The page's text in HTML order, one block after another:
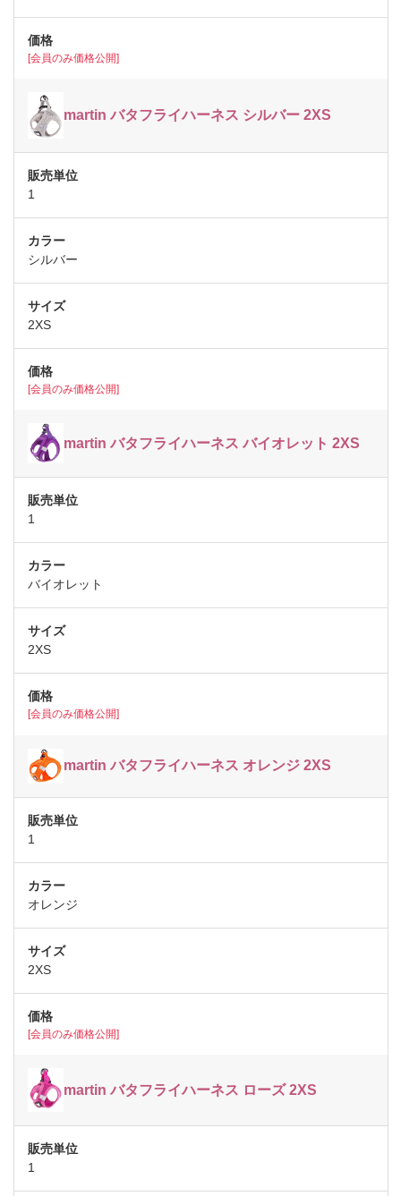
[会員のみ価格公開]
martin バタフライハーネス シルバー 2XS
1
シルバー
2XS
[会員のみ価格公開]
martin バタフライハーネス バイオレット 2XS
1
バイオレット
2XS
[会員のみ価格公開]
martin バタフライハーネス オレンジ 2XS
1
オレンジ
2XS
[会員のみ価格公開]
martin バタフライハーネス ローズ 2XS
1